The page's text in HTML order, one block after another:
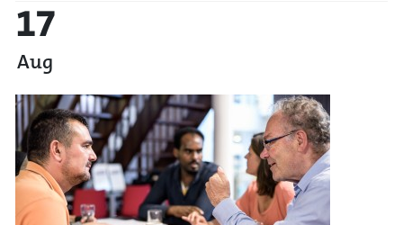
17
Aug